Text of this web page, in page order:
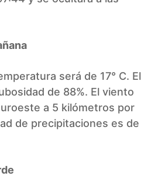
será de 17° C. El
de 88%. El viento
a 5 kilómetros por
de precipitaciones es de